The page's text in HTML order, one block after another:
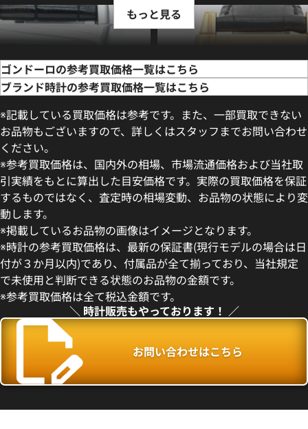
リップ ゴンドーロ 5111G-
文字盤
格
合わせください
電話で聞く
001
参考買取価格
価格はお問い合わせください
もっと見る
ゴンドーロの参考買取価格一覧はこちら
ブランド時計の参考買取価格一覧はこちら
※記載している買取価格は参考です。また、一部買取できない
お品物もございますので、詳しくはスタッフまでお問い合わせ
ください。
※参考買取価格は、国内外の相場、市場流通価格および当社取
引実績をもとに算出した目安価格です。実際の買取価格を保証
するものではなく、査定時の相場変動、お品物の状態により変
動します。
※掲載しているお品物の画像はイメージとなります。
※時計の参考買取価格は、最新の保証書(現行モデルの場合は日
付が３か月以内)であり、付属品が全て揃っており、当社規定
で未使用と判断できる状態のお品物の金額です。
※参考買取価格は全て税込金額です。
＼ 時計販売もやっております！ ／
お問い合わせはこちら